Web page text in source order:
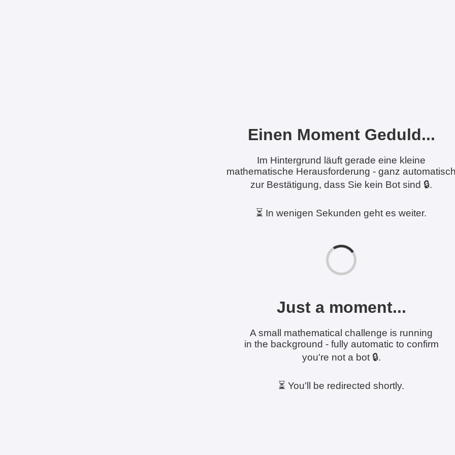
Einen Moment Geduld...
Im Hintergrund läuft gerade eine kleine
mathematische Herausforderung - ganz
zur Bestätigung, dass Sie kein Bot sind 🔒.
⏳ In wenigen Sekunden geht es weiter.
Just a moment...
A small mathematical challenge is running
in the background - fully automatic to confirm
you're not a bot 🔒.
⏳ You'll be redirected shortly.